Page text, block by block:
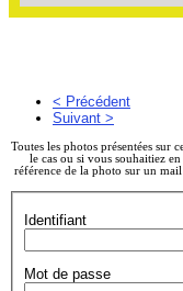
< Précédent
Suivant >
Toutes les photos présentées sur
le cas ou si vous souhaitiez
référence de la photo sur un
Identifiant
Mot de passe